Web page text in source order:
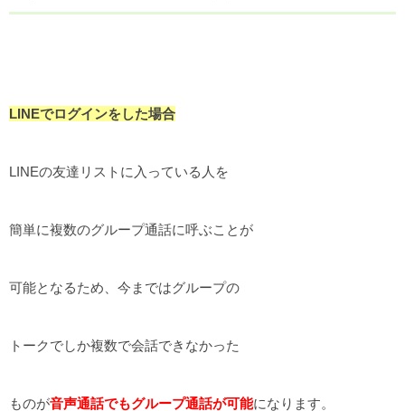
LINEでログインをした場合
LINEの友達リストに入っている人を
簡単に複数のグループ通話に呼ぶことが
可能となるため、今まではグループの
トークでしか複数で会話できなかった
ものが音声通話でもグループ通話が可能になります。